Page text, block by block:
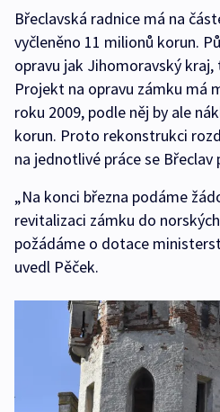
Břeclavská radnice má na
vyčleněno 11 milionů korun.
opravu jak Jihomoravský
Projekt na opravu zámku má
roku 2009, podle něj by ale
korun. Proto rekonstrukci
na jednotlivé práce se
„Na konci března podáme
revitalizaci zámku do
požádáme o dotace
uvedl Pěček.